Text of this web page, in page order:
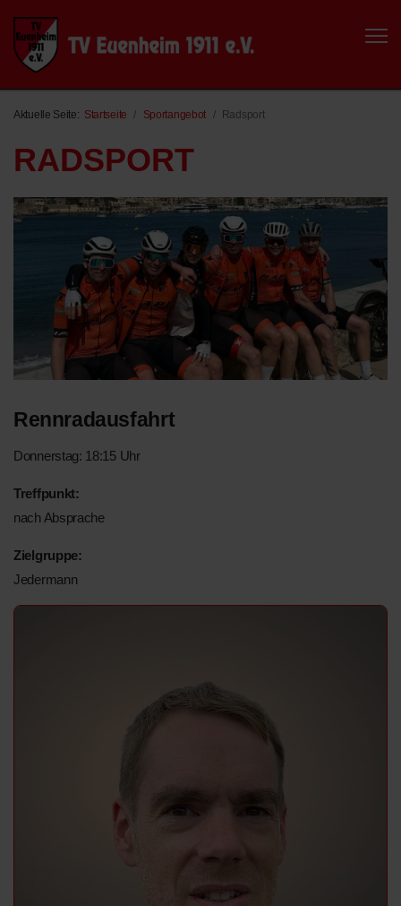
Aktuelle Seite: Startseite Sportangebot Radsport
RADSPORT
Rennradausfahrt
Donnerstag: 18:15 Uhr
Treffpunkt:
nach Absprache
Zielgruppe:
Jedermann